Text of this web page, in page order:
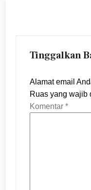
Tinggalkan
Alamat email
Ruas yang wajib
Komentar *